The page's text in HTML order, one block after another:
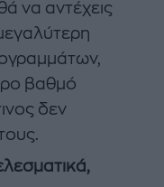
να αντέχεις
βαθμό
δεν